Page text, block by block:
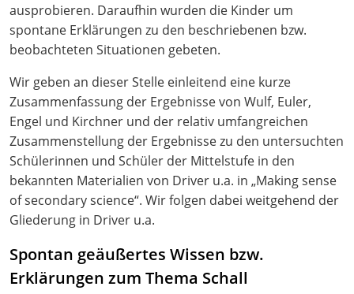
ausprobieren. Daraufhin wurden die Kinder um
spontane Erklärungen zu den beschriebenen bzw.
beobachteten Situationen gebeten.
Wir geben an dieser Stelle einleitend eine kurze
Zusammenfassung der Ergebnisse von Wulf, Euler,
Engel und Kirchner und der relativ umfangreichen
Zusammenstellung der Ergebnisse zu den untersuchten
Schülerinnen und Schüler der Mittelstufe in den
bekannten Materialien von Driver u.a. in „Making sense
of secondary science“. Wir folgen dabei weitgehend der
Gliederung in Driver u.a.
Spontan geäußertes Wissen bzw.
Erklärungen zum Thema Schall